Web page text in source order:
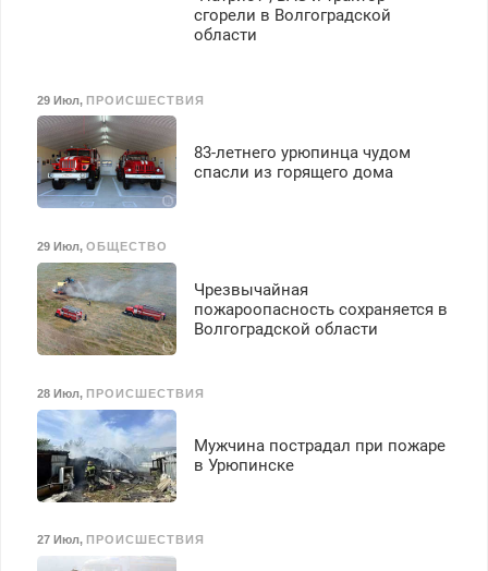
выплачивается денежная
работа инспектором по
транспортной
безопасности с з/п до
125000 руб.
сгорели в Волгоградской
области
29 Июл, ПРОИСШЕСТВИЯ
83-летнего урюпинца чудом
спасли из горящего дома
29 Июл, ОБЩЕСТВО
Чрезвычайная
пожароопасность сохраняется в
Волгоградской области
28 Июл, ПРОИСШЕСТВИЯ
Мужчина пострадал при пожаре
в Урюпинске
27 Июл, ПРОИСШЕСТВИЯ